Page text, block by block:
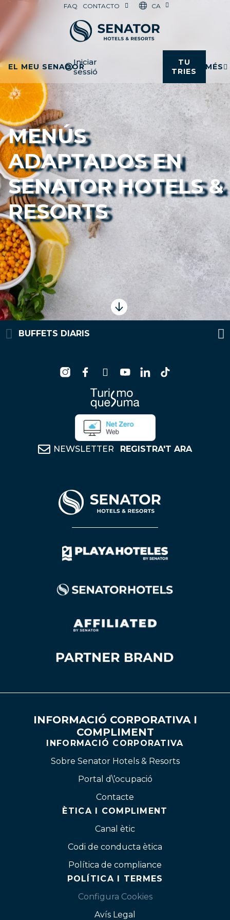
FAQ CONTACTO CA
EL MEU SENADORIniciar
sessió
TU
TRIES
MÉS
MENÚS
ADAPTADOS EN
SENATOR HOTELS &
RESORTS
BUFFETS DIARIS
NEWSLETTER REGISTRA'T ARA
INFORMACIÓ CORPORATIVA I
COMPLIMENT
INFORMACIÓ CORPORATIVA
Sobre Senator Hotels & Resorts
Portal d\’ocupació
Contacte
ÈTICA I COMPLIMENT
Canal ètic
Codi de conducta ètica
Política de compliance
POLÍTICA I TERMES
Configura Cookies
Avís Legal